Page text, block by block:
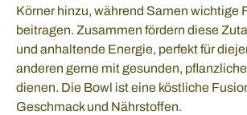
Körner hinzu, während Samen wichtige
beitragen. Zusammen fördern diese
und anhaltende Energie, perfekt für
anderen gerne mit gesunden,
dienen. Die Bowl ist eine köstliche
Geschmack und Nährstoffen.